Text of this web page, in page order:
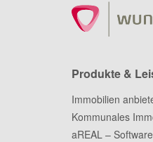
Produkte &
Immobilien
Kommunales
aREAL –